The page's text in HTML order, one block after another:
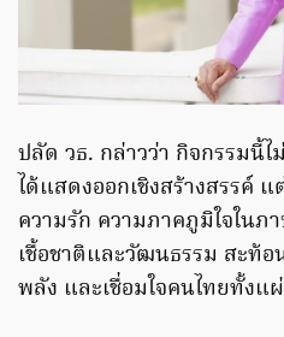
ปลัด วธ. กล่าวว่า กิจกรรมนี้ไ
ได้แสดงออกเชิงสร้างสรรค์
ความรัก ความภาคภูมิใจในภ
เชื้อชาติและวัฒนธรรม สะท้
พลัง และเชื่อมใจคนไทยทั้งแ